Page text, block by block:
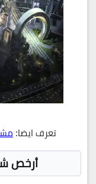
تعرف ايضا:
أرخص